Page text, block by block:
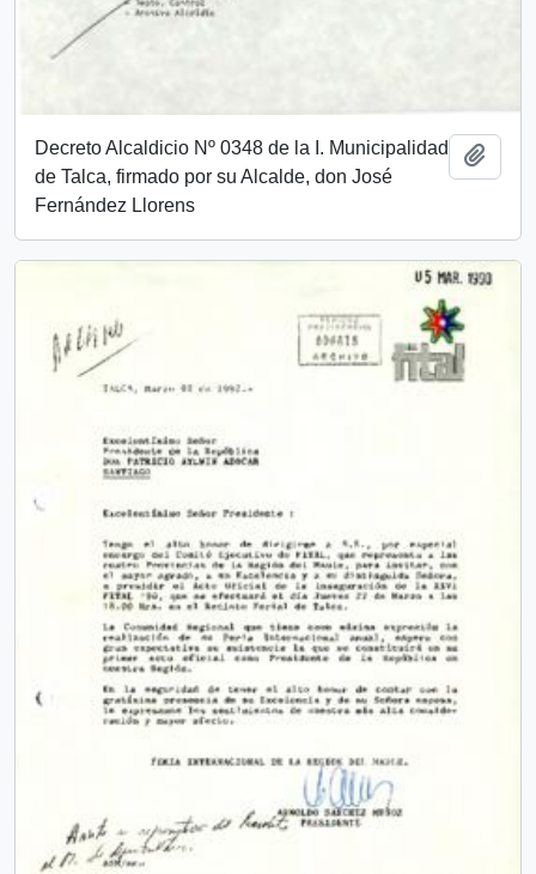
Decreto Alcaldicio Nº 0348 de la I. Municipalidad
de Talca, firmado por su Alcalde, don José
Fernández Llorens